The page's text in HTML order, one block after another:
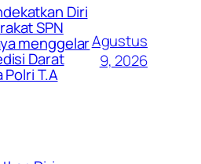
Diri
SPN
menggelar
Darat
Polri T.A
Agustus
9, 2026